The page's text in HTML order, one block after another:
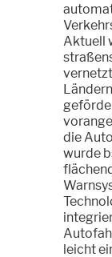
Aktuell
die
wurde
leicht